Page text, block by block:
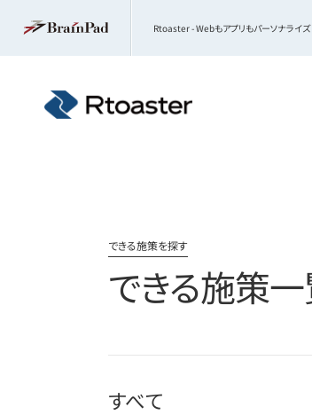
Rtoaster - Webもアプリもパーソナライズ
できる施策を探す
できる施策
すべて